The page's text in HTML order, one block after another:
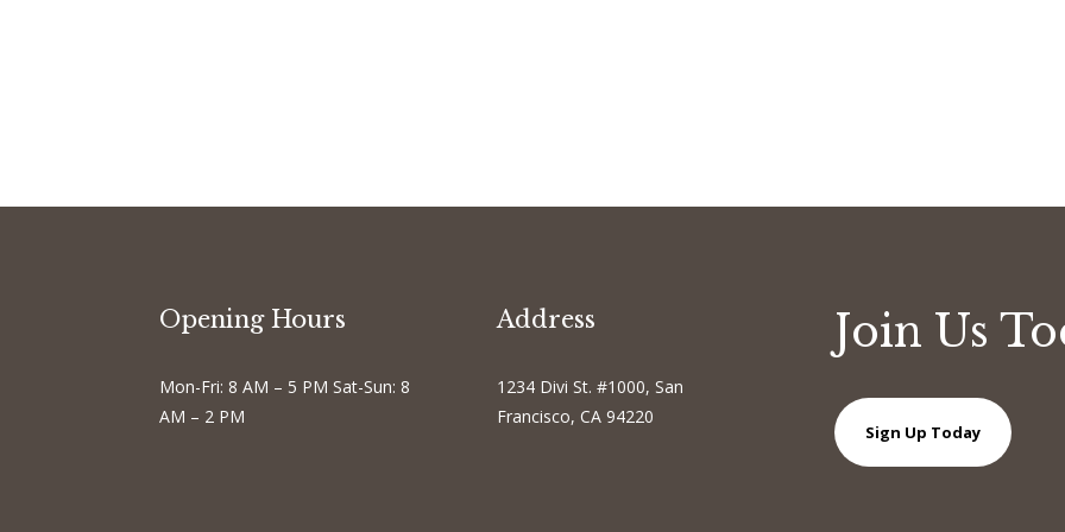
Opening Hours
Mon-Fri: 8 AM – 5 PM Sat-Sun: 8
AM – 2 PM
Address
1234 Divi St. #1000, San
Francisco, CA 94220
Join Us
Sign Up Today